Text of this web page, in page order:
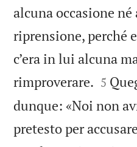
alcuna occasione
riprensione, perché
c’era in lui alcuna
rimproverare. 

5
dunque: «Noi non
pretesto per